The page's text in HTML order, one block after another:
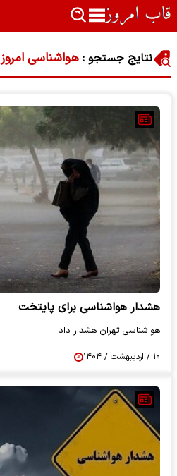
نتایج جستجو : هواشناسی امروز
هشدار هواشناسی برای پایتخت
هواشناسی تهران هشدار داد
۱۰ / اردیبهشت / ۱۴۰۴